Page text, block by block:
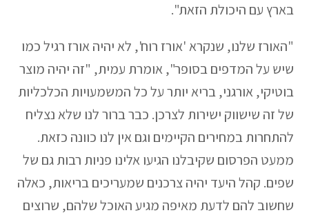
בארץ עם היכולת הזאת".
"האורז שלנו, שנקרא 'אורז רוח', לא יהיה אורז רגיל כמו
שיש על המדפים בסופר", אומרת עמית, "זה יהיה מוצר
בוטיקי, אורגני, בריא יותר על כל המשמעויות הכלכליות
של זה שישווק ישירות לצרכן. כבר ברור לנו שלא נצליח
להתחרות במחירים הקיימים וגם אין לנו כוונה כזאת.
ממעט הפרסום שקיבלנו הגיעו אלינו פניות רבות גם של
שפים. קהל היעד יהיה צרכנים שמעריכים בריאות, כאלה
שחשוב להם לדעת מאיפה מגיע האוכל שלהם, שרוצים